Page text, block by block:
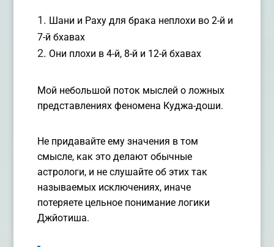
Шани и Раху для брака неплохи во 2-й и
7-й бхавах
Они плохи в 4-й, 8-й и 12-й бхавах
Мой небольшой поток мыслей о ложных
представлениях феномена Куджа-доши.
Не придавайте ему значения в том
смысле, как это делают обычные
астрологи, и не слушайте об этих так
называемых исключениях, иначе
потеряете цельное понимание логики
Джйотиша.